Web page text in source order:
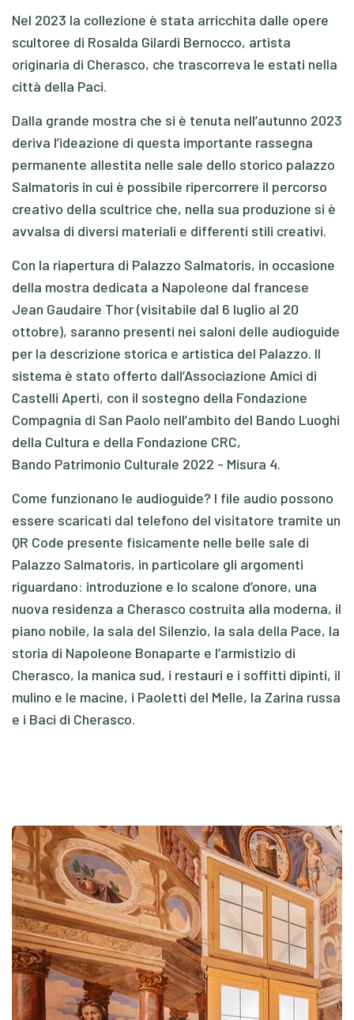
Nel 2023 la collezione è stata arricchita dalle opere
scultoree di Rosalda Gilardi Bernocco, artista
originaria di Cherasco, che trascorreva le estati nella
città della Paci.
Dalla grande mostra che si è tenuta nell’autunno 2023
deriva l’ideazione di questa importante rassegna
permanente allestita nelle sale dello storico palazzo
Salmatoris in cui è possibile ripercorrere il percorso
creativo della scultrice che, nella sua produzione si è
avvalsa di diversi materiali e differenti stili creativi.
Con la riapertura di Palazzo Salmatoris, in occasione
della mostra dedicata a Napoleone dal francese
Jean Gaudaire Thor (visitabile dal 6 luglio al 20
ottobre), saranno presenti nei saloni delle audioguide
per la descrizione storica e artistica del Palazzo. Il
sistema è stato offerto dall’Associazione Amici di
Castelli Aperti, con il sostegno della Fondazione
Compagnia di San Paolo nell’ambito del Bando Luoghi
della Cultura e della Fondazione CRC,
Bando Patrimonio Culturale 2022 - Misura 4.
Come funzionano le audioguide? I file audio possono
essere scaricati dal telefono del visitatore tramite un
QR Code presente fisicamente nelle belle sale di
Palazzo Salmatoris, in particolare gli argomenti
riguardano: introduzione e lo scalone d’onore, una
nuova residenza a Cherasco costruita alla moderna, il
piano nobile, la sala del Silenzio, la sala della Pace, la
storia di Napoleone Bonaparte e l’armistizio di
Cherasco, la manica sud, i restauri e i soffitti dipinti, il
mulino e le macine, i Paoletti del Melle, la Zarina russa
e i Baci di Cherasco.